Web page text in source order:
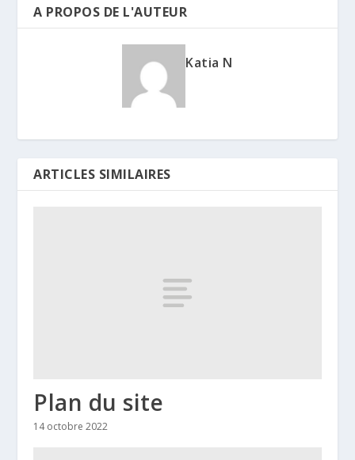
A PROPOS DE L'AUTEUR
Katia N
ARTICLES SIMILAIRES
Plan du site
14 octobre 2022